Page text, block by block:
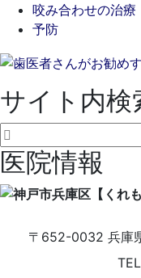
咬み合わせの治療
予防
サイト内検
医院情報
〒652-0032 兵庫